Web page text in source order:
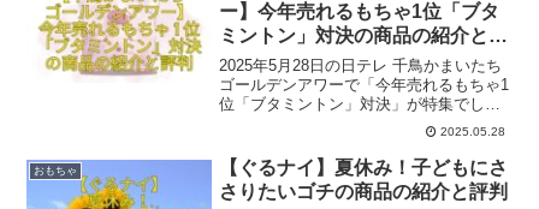
ー】今年売れるもちゃ1位「ブタ
ミントン」対決の商品の紹介と評
判
2025年5月28日の日テレ 千鳥かまいたち
ゴールデンアワーで「今年売れるもちゃ1
位「ブタミントン」対決」が特集でした
ね！ここでは番組内で出た一部関連商品
とその評判を紹介いたします。参考にな
れば幸いです。
2025.05.28
おもちゃ
【ぐるナイ】夏休み！子どもにさ
さりたいゴチの商品の紹介と評判